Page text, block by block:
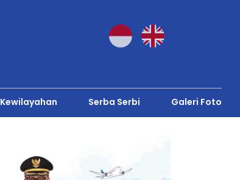
Kewilayahan Serba Serbi Galeri Foto